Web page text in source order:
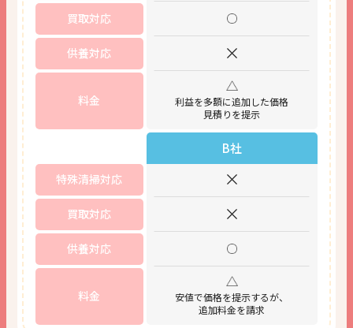
買取対応
供養対応
料金
利益を多額に追加した価格
見積りを提示
B社
特殊清掃対応
買取対応
供養対応
料金
安値で価格を提示するが、
追加料金を請求